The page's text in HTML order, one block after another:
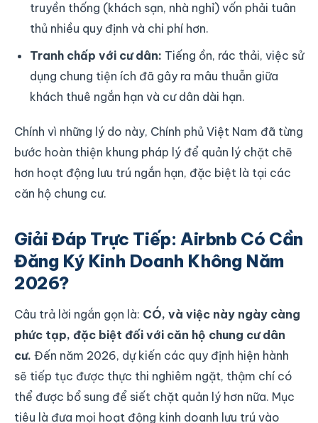
truyền thống (khách sạn, nhà nghỉ) vốn phải tuân
thủ nhiều quy định và chi phí hơn.
Tranh chấp với cư dân: Tiếng ồn, rác thải, việc sử
dụng chung tiện ích đã gây ra mâu thuẫn giữa
khách thuê ngắn hạn và cư dân dài hạn.
Chính vì những lý do này, Chính phủ Việt Nam đã từng
bước hoàn thiện khung pháp lý để quản lý chặt chẽ
hơn hoạt động lưu trú ngắn hạn, đặc biệt là tại các
căn hộ chung cư.
Giải Đáp Trực Tiếp: Airbnb Có Cần
Đăng Ký Kinh Doanh Không Năm
2026?
Câu trả lời ngắn gọn là: CÓ, và việc này ngày càng
phức tạp, đặc biệt đối với căn hộ chung cư dân
cư. Đến năm 2026, dự kiến các quy định hiện hành
sẽ tiếp tục được thực thi nghiêm ngặt, thậm chí có
thể được bổ sung để siết chặt quản lý hơn nữa. Mục
tiêu là đưa mọi hoạt động kinh doanh lưu trú vào